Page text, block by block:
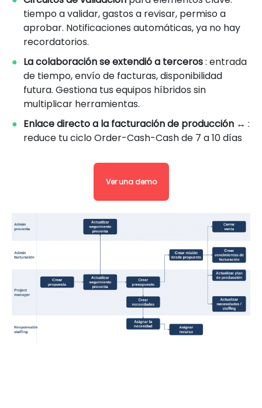
tiempo a validar, gastos a revisar, permiso a
aprobar. Notificaciones automáticas, ya no hay
recordatorios.
La colaboración se extendió a terceros: entrada
de tiempo, envío de facturas, disponibilidad
futura. Gestiona tus equipos híbridos sin
multiplicar herramientas.
Enlace directo a la facturación de producción ↔ :
reduce tu ciclo Order-Cash-Cash de 7 a 10 días
Ver una demo